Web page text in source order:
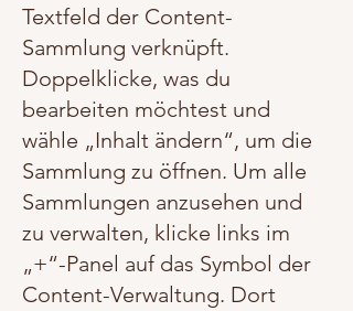
Textfeld der Content-
Sammlung verknüpft.
Doppelklicke, was du
bearbeiten möchtest und
wähle „Inhalt ändern“, um die
Sammlung zu öffnen. Um alle
Sammlungen anzusehen und
zu verwalten, klicke links im
„+“-Panel auf das Symbol der
Content-Verwaltung. Dort